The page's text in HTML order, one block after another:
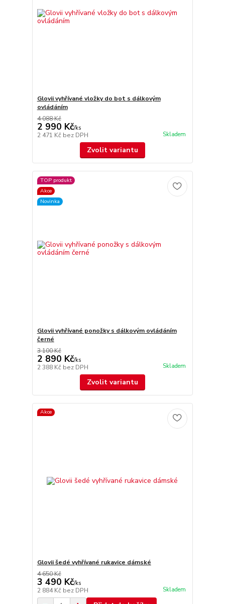
Glovii vyhřívané vložky do bot s dálkovým
ovládáním
4 088 Kč
2 990 Kč/ks
2 471 Kč bez DPH Skladem
Zvolit variantu
TOP produkt
Akce
Novinka
Glovii vyhřívané ponožky s dálkovým ovládáním
černé
3 100 Kč
2 890 Kč/ks
2 388 Kč bez DPH Skladem
Zvolit variantu
Akce
Glovii šedé vyhřívané rukavice dámské
4 650 Kč
3 490 Kč/ks
2 884 Kč bez DPH Skladem